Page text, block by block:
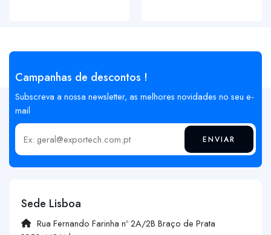
Campanhas de descontos !
Subscreva a nossa newsletter, as melhores novidades no seu e-
mail
Insira o seu email ENVIAR
Sede Lisboa
Rua Fernando Farinha nº 2A/2B Braço de Prata